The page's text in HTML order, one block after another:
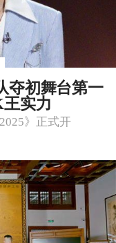
夺初舞台第一
实力
》正式开